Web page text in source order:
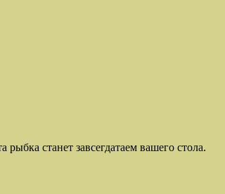
станет завсегдатаем вашего стола.